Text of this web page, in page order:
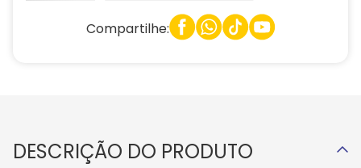
Compartilhe:
DESCRIÇÃO DO PRODUTO